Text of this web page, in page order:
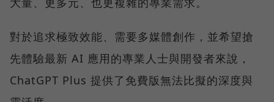
對於追求極致效能、需要多媒體創作，並希望搶
先體驗最新 AI 應用的專業人士與開發者來說，
ChatGPT Plus 提供了免費版無法比擬的深度與